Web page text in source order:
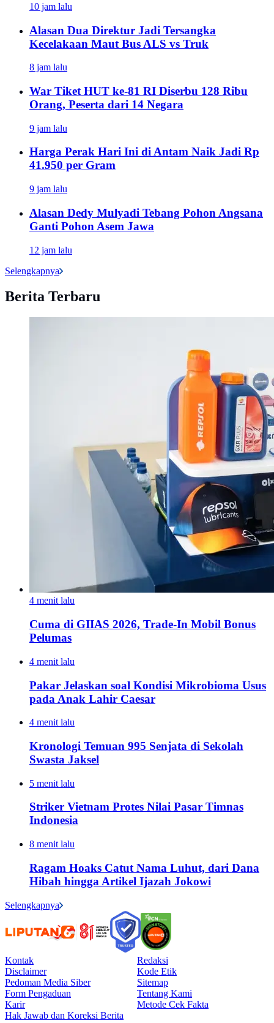
10 jam lalu
Alasan Dua Direktur Jadi Tersangka
Kecelakaan Maut Bus ALS vs Truk
8 jam lalu
War Tiket HUT ke-81 RI Diserbu 128 Ribu
Orang, Peserta dari 14 Negara
9 jam lalu
Harga Perak Hari Ini di Antam Naik Jadi Rp
41.950 per Gram
9 jam lalu
Alasan Dedy Mulyadi Tebang Pohon Angsana
Ganti Pohon Asem Jawa
12 jam lalu
Selengkapnya
Berita Terbaru
4 menit lalu
Cuma di GIIAS 2026, Trade-In Mobil Bonus
Pelumas
4 menit lalu
Pakar Jelaskan soal Kondisi Mikrobioma Usus
pada Anak Lahir Caesar
4 menit lalu
Kronologi Temuan 995 Senjata di Sekolah
Swasta Jaksel
5 menit lalu
Striker Vietnam Protes Nilai Pasar Timnas
Indonesia
8 menit lalu
Ragam Hoaks Catut Nama Luhut, dari Dana
Hibah hingga Artikel Ijazah Jokowi
Selengkapnya
Kontak
Redaksi
Disclaimer
Kode Etik
Pedoman Media Siber
Sitemap
Form Pengaduan
Tentang Kami
Karir
Metode Cek Fakta
Hak Jawab dan Koreksi Berita